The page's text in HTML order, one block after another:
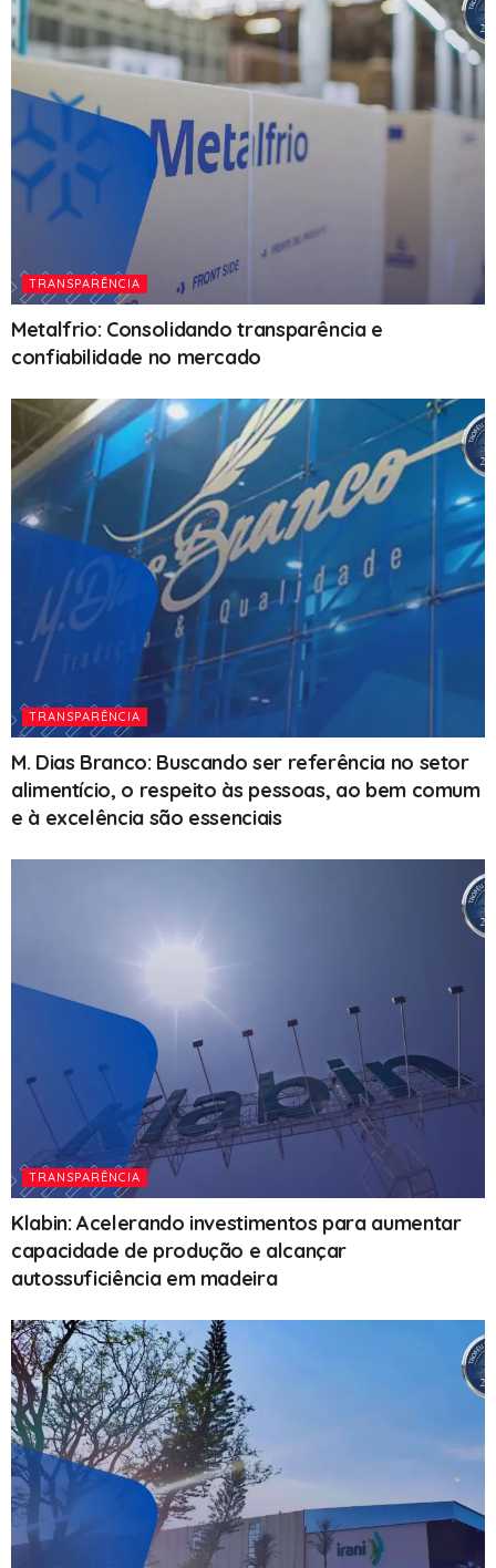
TRANSPARÊNCIA
Metalfrio: Consolidando transparência e
confiabilidade no mercado
TRANSPARÊNCIA
M. Dias Branco: Buscando ser referência no setor
alimentício, o respeito às pessoas, ao bem comum
e à excelência são essenciais
TRANSPARÊNCIA
Klabin: Acelerando investimentos para aumentar
capacidade de produção e alcançar
autossuficiência em madeira